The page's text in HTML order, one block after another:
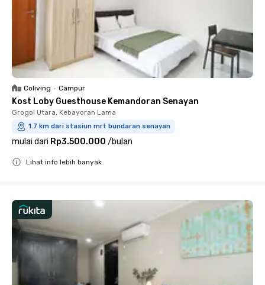
Coliving • Campur
Kost Loby Guesthouse Kemandoran Senayan
Grogol Utara, Kebayoran Lama
1.7 km dari stasiun mrt bundaran senayan
mulai dari Rp3.500.000 /bulan
Lihat info lebih banyak